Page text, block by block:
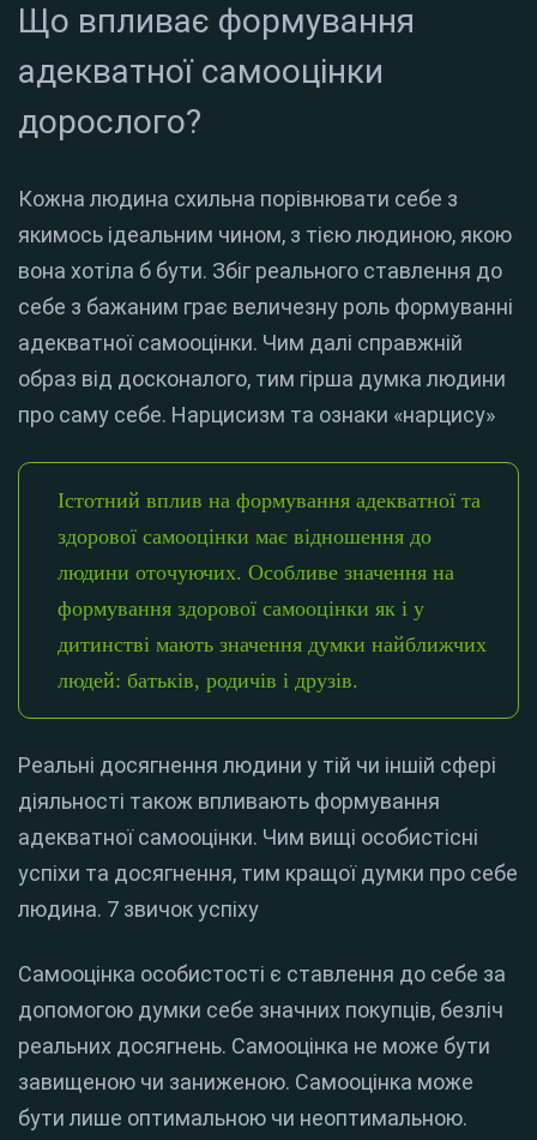
Що впливає формування
адекватної самооцінки
дорослого?
Кожна людина схильна порівнювати себе з
якимось ідеальним чином, з тією людиною, якою
вона хотіла б бути. Збіг реального ставлення до
себе з бажаним грає величезну роль формуванні
адекватної самооцінки. Чим далі справжній
образ від досконалого, тим гірша думка людини
про саму себе. Нарцисизм та ознаки «нарцису»
Істотний вплив на формування адекватної та
здорової самооцінки має відношення до
людини оточуючих. Особливе значення на
формування здорової самооцінки як і у
дитинстві мають значення думки найближчих
людей: батьків, родичів і друзів.
Реальні досягнення людини у тій чи іншій сфері
діяльності також впливають формування
адекватної самооцінки. Чим вищі особистісні
успіхи та досягнення, тим кращої думки про себе
людина. 7 звичок успіху
Самооцінка особистості є ставлення до себе за
допомогою думки себе значних покупців, безліч
реальних досягнень. Самооцінка не може бути
завищеною чи заниженою. Самооцінка може
бути лише оптимальною чи неоптимальною.